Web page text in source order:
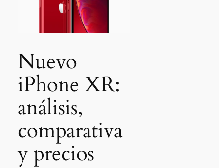
Nuevo
iPhone XR:
análisis,
comparativa
y precios